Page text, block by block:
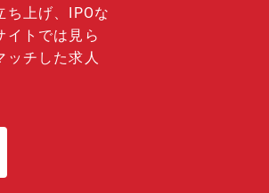
ち上げ、IPOな
イトでは見ら
ッチした求人